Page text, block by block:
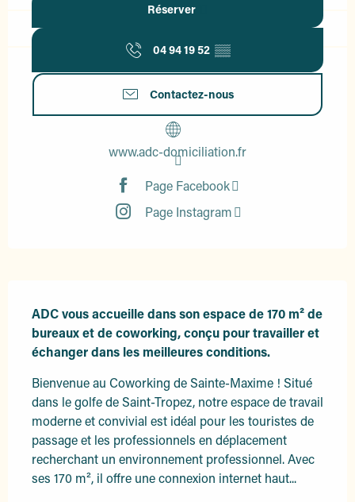
Réserver
04 94 19 52 ▒▒
Contactez-nous
www.adc-domiciliation.fr
Page Facebook
Page Instagram
ADC vous accueille dans son espace de 170 m² de
bureaux et de coworking, conçu pour travailler et
échanger dans les meilleures conditions.
Bienvenue au Coworking de Sainte-Maxime ! Situé
dans le golfe de Saint-Tropez, notre espace de travail
moderne et convivial est idéal pour les touristes de
passage et les professionnels en déplacement
recherchant un environnement professionnel. Avec
ses 170 m², il offre une connexion internet haut...